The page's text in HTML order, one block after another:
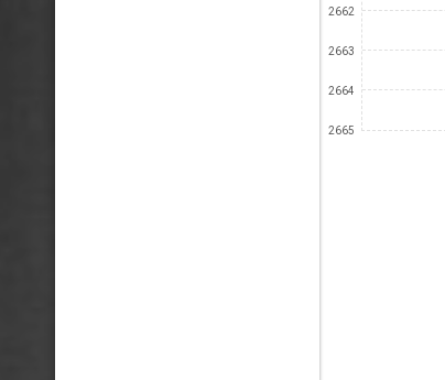
2662
2663
2664
2665